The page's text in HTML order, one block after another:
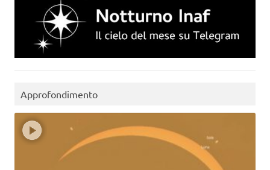
Approfondimento